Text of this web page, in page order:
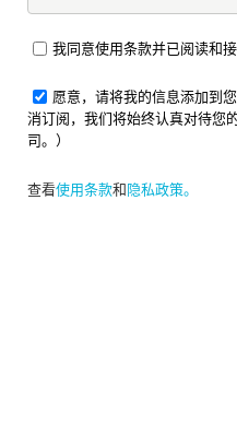
我同意使用条款并已阅读和
愿意，请将我的信息添加到
消订阅，我们将始终认真对待您
司。）
查看使用条款和隐私政策。